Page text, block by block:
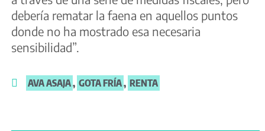
debería rematar la faena en aquellos puntos
donde no ha mostrado esa necesaria
sensibilidad”.
AVA ASAJA, GOTA FRÍA, RENTA